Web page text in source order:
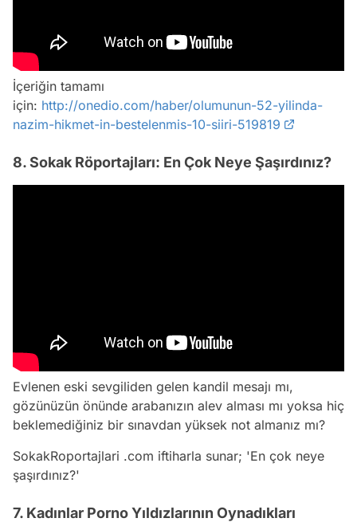
İçeriğin tamamı
için: http://onedio.com/haber/olumunun-52-yilinda-
nazim-hikmet-in-bestelenmis-10-siiri-519819
8. Sokak Röportajları: En Çok Neye Şaşırdınız?
Evlenen eski sevgiliden gelen kandil mesajı mı,
gözünüzün önünde arabanızın alev alması mı yoksa hiç
beklemediğiniz bir sınavdan yüksek not almanız mı?
SokakRoportajlari .com iftiharla sunar; 'En çok neye
şaşırdınız?'
7. Kadınlar Porno Yıldızlarının Oynadıkları